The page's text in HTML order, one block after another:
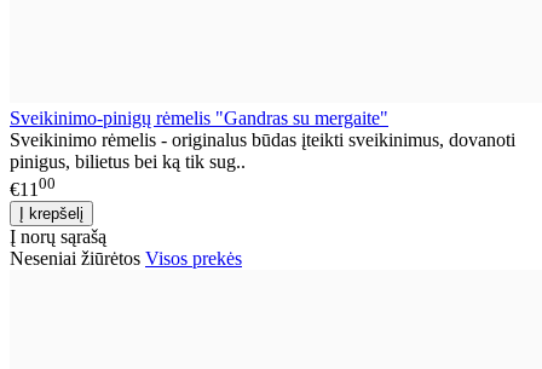
Sveikinimo-pinigų rėmelis "Gandras su mergaite"
Sveikinimo rėmelis - originalus būdas įteikti sveikinimus, dovanoti
pinigus, bilietus bei ką tik sug..
€11 00
Į norų sąrašą
Neseniai žiūrėtos Visos prekės